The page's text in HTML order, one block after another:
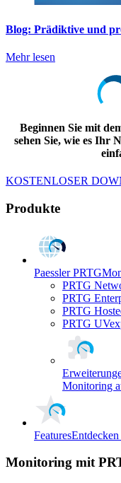
Blog: Prädiktive und
Mehr lesen
Beginnen Sie mit
sehen Sie, wie es Ihr
KOSTENLOSER
Produkte
Paessler PRTG
PRTG
PRTG
PRTG
PRTG
Monitoring
Features
Monitoring mit